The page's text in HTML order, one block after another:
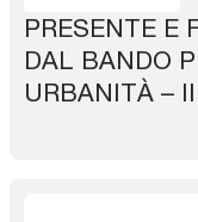
PRESENTE E
DAL BANDO
URBANITÀ –